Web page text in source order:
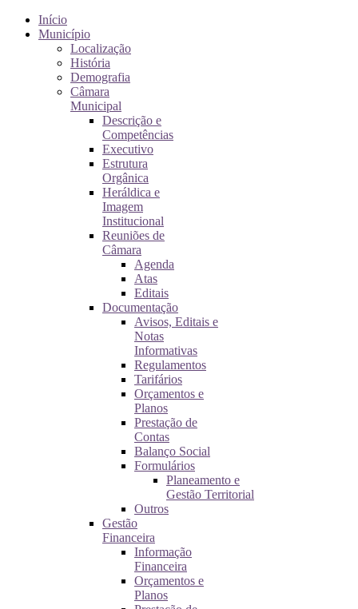
Início
Município
Localização
História
Demografia
Câmara
Municipal
Descrição e
Competências
Executivo
Estrutura
Orgânica
Heráldica e
Imagem
Institucional
Reuniões de
Câmara
Agenda
Atas
Editais
Documentação
Avisos, Editais e
Notas
Informativas
Regulamentos
Tarifários
Orçamentos e
Planos
Prestação de
Contas
Balanço Social
Formulários
Planeamento e
Gestão Territorial
Outros
Gestão
Financeira
Informação
Financeira
Orçamentos e
Planos